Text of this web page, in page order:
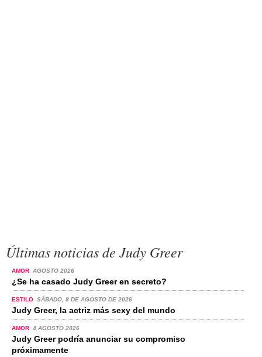
Últimas noticias de Judy Greer
AMOR AGOSTO 2026
¿Se ha casado Judy Greer en secreto?
ESTILO SÁBADO, 8 DE AGOSTO DE 2026
Judy Greer, la actriz más sexy del mundo
AMOR 4 AGOSTO 2026
Judy Greer podría anunciar su compromiso
próximamente